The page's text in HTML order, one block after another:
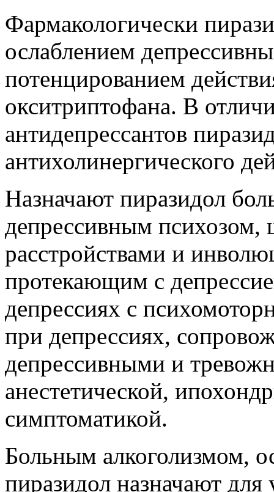
Фармакологически
ослаблением
потенцированием
окситриптофана. В
антидепрессантов
антихолинергического
Назначают пиразидол
депрессивным
расстройствами и
протекающим с
депрессиях с
при депрессиях,
депрессивными и
анестетической,
симптоматикой.
Больным алкоголизмом,
пиразидол назначают